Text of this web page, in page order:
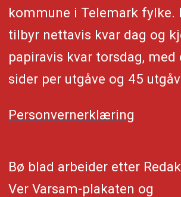
kommune i Telemark fylke.
tilbyr nettavis kvar dag og
papiravis kvar torsdag, med
sider per utgåve og 45
Personvernerklæring
Bø blad arbeider etter
Ver Varsam-plakaten og